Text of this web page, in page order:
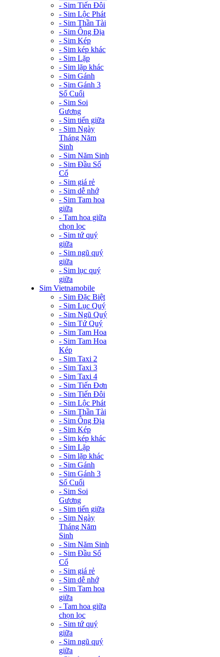
- Sim Tiến Đôi
- Sim Lộc Phát
- Sim Thần Tài
- Sim Ông Địa
- Sim Kép
- Sim kép khác
- Sim Lặp
- Sim lặp khác
- Sim Gánh
- Sim Gánh 3
Số Cuối
- Sim Soi
Gương
- Sim tiến giữa
- Sim Ngày
Tháng Năm
Sinh
- Sim Năm Sinh
- Sim Đầu Số
Cổ
- Sim giá rẻ
- Sim dễ nhớ
- Sim Tam hoa
giữa
- Tam hoa giữa
chọn lọc
- Sim tứ quý
giữa
- Sim ngũ quý
giữa
- Sim lục quý
giữa
Sim Vietnamobile
- Sim Đặc Biệt
- Sim Lục Quý
- Sim Ngũ Quý
- Sim Tứ Quý
- Sim Tam Hoa
- Sim Tam Hoa
Kép
- Sim Taxi 2
- Sim Taxi 3
- Sim Taxi 4
- Sim Tiến Đơn
- Sim Tiến Đôi
- Sim Lộc Phát
- Sim Thần Tài
- Sim Ông Địa
- Sim Kép
- Sim kép khác
- Sim Lặp
- Sim lặp khác
- Sim Gánh
- Sim Gánh 3
Số Cuối
- Sim Soi
Gương
- Sim tiến giữa
- Sim Ngày
Tháng Năm
Sinh
- Sim Năm Sinh
- Sim Đầu Số
Cổ
- Sim giá rẻ
- Sim dễ nhớ
- Sim Tam hoa
giữa
- Tam hoa giữa
chọn lọc
- Sim tứ quý
giữa
- Sim ngũ quý
giữa